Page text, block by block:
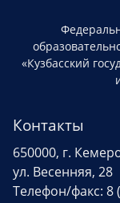
«Кузбасский
Контакты
650000, г.
ул. Весенняя, 28
Телефон/факс: 8